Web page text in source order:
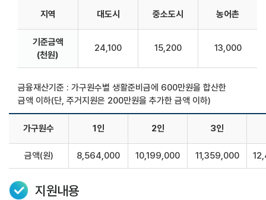
지역 대도시 중소도시 농어촌
기준금액
(천원)
24,100 15,200 13,000
금융재산기준 : 가구원수별 생활준비금에 600만원을 합산한
금액 이하(단, 주거지원은 200만원을 추가한 금액 이하)
가구원수 1인 2인 3인
금액(원) 8,564,000 10,199,000 11,359,000
지원내용